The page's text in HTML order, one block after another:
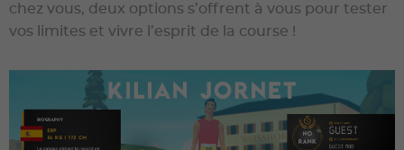
chez vous, deux options s’offrent à vous pour tester
vos limites et vivre l’esprit de la course !